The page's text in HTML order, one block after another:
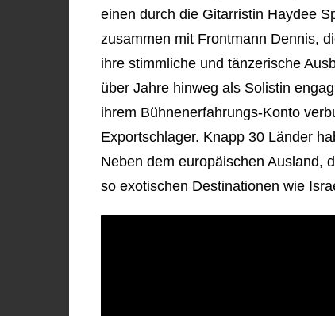
einen durch die Gitarristin Haydee
zusammen mit Frontmann Dennis,
ihre stimmliche und tänzerische
über Jahre hinweg als Solistin
ihrem Bühnenerfahrungs-Konto
Exportschlager. Knapp 30 Länder
Neben dem europäischen Ausland,
so exotischen Destinationen wie